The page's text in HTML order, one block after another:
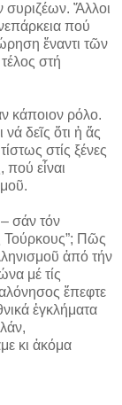
συριζέων. Ἄλλοι
πού
ἔναντι τῶν
στή
κάποιον ρόλο.
δεῖς ὅτι ἡ ἄς
στίς ξένες
πού εἶναι
σάν τόν
Τούρκους”; Πῶς
ἀπό τήν
μέ τίς
ἔπεφτε
ἐγκλήματα
κι ἀκόμα